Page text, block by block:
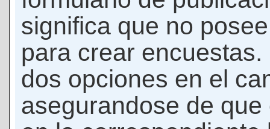
significa que no
para crear
dos opciones en el
asegurandose de